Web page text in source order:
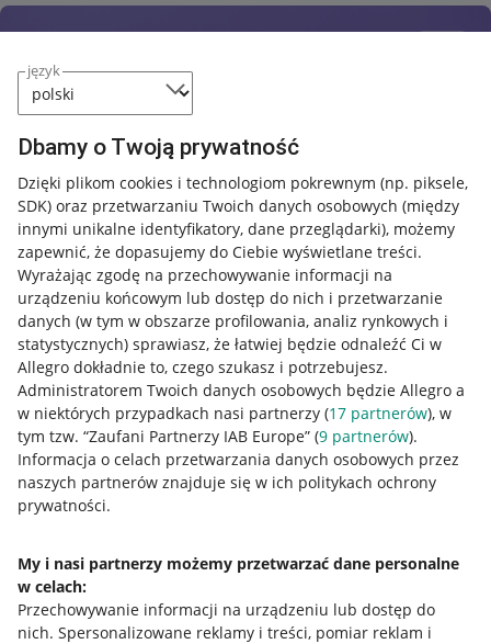
język
Dbamy o Twoją prywatność
Dzięki plikom cookies i technologiom pokrewnym (np. piksele,
SDK) oraz przetwarzaniu Twoich danych osobowych (między
innymi unikalne identyfikatory, dane przeglądarki), możemy
zapewnić, że dopasujemy do Ciebie wyświetlane treści.
Wyrażając zgodę na przechowywanie informacji na
urządzeniu końcowym lub dostęp do nich i przetwarzanie
danych (w tym w obszarze profilowania, analiz rynkowych i
statystycznych) sprawiasz, że łatwiej będzie odnaleźć Ci w
Allegro dokładnie to, czego szukasz i potrzebujesz.
Administratorem Twoich danych osobowych będzie Allegro a
w niektórych przypadkach nasi partnerzy (17 partnerów), w
tym tzw. “Zaufani Partnerzy IAB Europe” (9 partnerów).
Informacja o celach przetwarzania danych osobowych przez
naszych partnerów znajduje się w ich politykach ochrony
prywatności.
My i nasi partnerzy możemy przetwarzać dane personalne
w celach:
Przechowywanie informacji na urządzeniu lub dostęp do
nich. Spersonalizowane reklamy i treści, pomiar reklam i
Przydatne informacje
Jak to działa
Allegro Gadane dla sprzedających
Allegro Gadane dla kupujących